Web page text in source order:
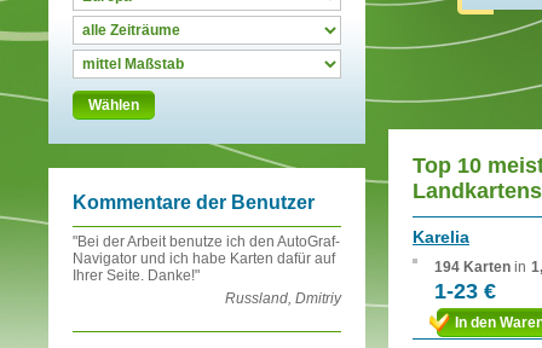
Wählen
Kommentare der Benutzer
"Bei der Arbeit benutze ich den AutoGraf-
Navigator und ich habe Karten dafür auf
Ihrer Seite. Danke!"
Russland, Dmitriy
Top 10
Karelia
194 Karten in
1-23 €
In den